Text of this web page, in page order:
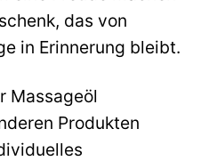
das von
in Erinnerung bleibt.
Massageöl
Produkten